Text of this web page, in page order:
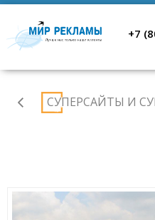
+7
ПортфолиоСУПЕРСАЙТЫ И